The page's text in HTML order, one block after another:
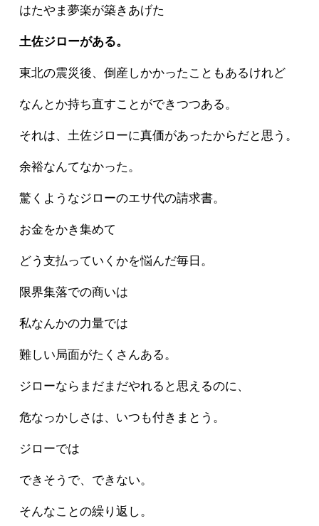
はたやま夢楽が築きあげた
土佐ジローがある。
東北の震災後、倒産しかかったこともあるけれど
なんとか持ち直すことができつつある。
それは、土佐ジローに真価があったからだと思う。
余裕なんてなかった。
驚くようなジローのエサ代の請求書。
お金をかき集めて
どう支払っていくかを悩んだ毎日。
限界集落での商いは
私なんかの力量では
難しい局面がたくさんある。
ジローならまだまだやれると思えるのに、
危なっかしさは、いつも付きまとう。
ジローでは
できそうで、できない。
そんなことの繰り返し。